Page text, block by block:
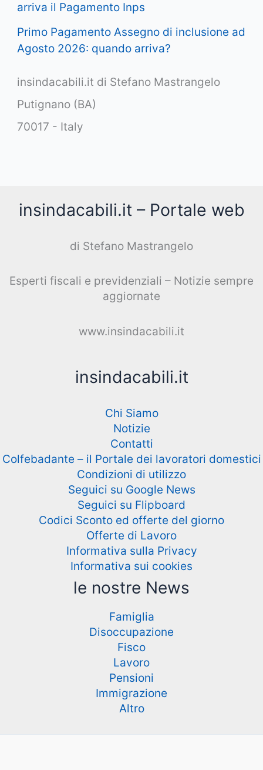
arriva il Pagamento Inps
Primo Pagamento Assegno di inclusione ad
Agosto 2026: quando arriva?
insindacabili.it di Stefano Mastrangelo
Putignano (BA)
70017 - Italy
insindacabili.it – Portale web
di Stefano Mastrangelo
Esperti fiscali e previdenziali – Notizie sempre
aggiornate
www.insindacabili.it
insindacabili.it
Chi Siamo
Notizie
Contatti
Colfebadante – il Portale dei lavoratori domestici
Condizioni di utilizzo
Seguici su Google News
Seguici su Flipboard
Codici Sconto ed offerte del giorno
Offerte di Lavoro
Informativa sulla Privacy
Informativa sui cookies
le nostre News
Famiglia
Disoccupazione
Fisco
Lavoro
Pensioni
Immigrazione
Altro